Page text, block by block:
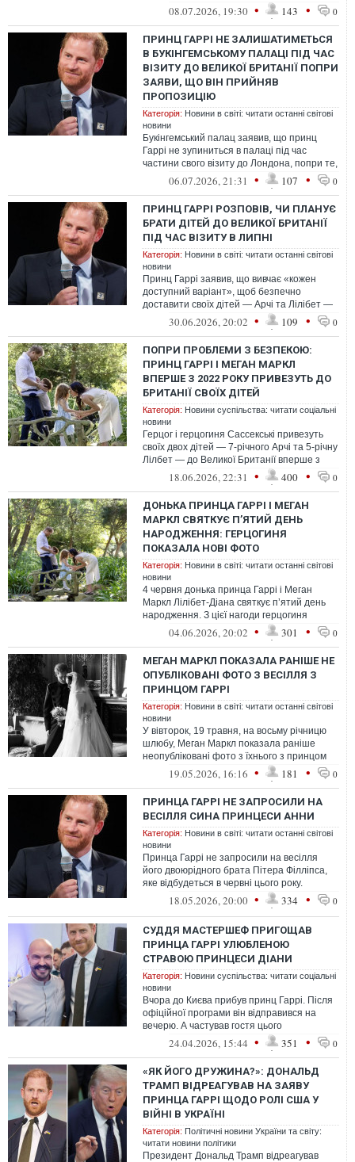
стерлінгів проти видавця Daily ...
08.07.2026, 19:30 • 143 • 0
ПРИНЦ ГАРРІ НЕ ЗАЛИШАТИМЕТЬСЯ
В БУКІНГЕМСЬКОМУ ПАЛАЦІ ПІД ЧАС
ВІЗИТУ ДО ВЕЛИКОЇ БРИТАНІЇ ПОПРИ
ЗАЯВИ, ЩО ВІН ПРИЙНЯВ
ПРОПОЗИЦІЮ
Категорія: Новини в світі: читати останні світові
новини
Букінгемський палац заявив, що принц
Гаррі не зупиниться в палаці під час
частини свого візиту до Лондона, попри те,
що його команда оголосила сьогодн...
06.07.2026, 21:31 • 107 • 0
ПРИНЦ ГАРРІ РОЗПОВІВ, ЧИ ПЛАНУЄ
БРАТИ ДІТЕЙ ДО ВЕЛИКОЇ БРИТАНІЇ
ПІД ЧАС ВІЗИТУ В ЛИПНІ
Категорія: Новини в світі: читати останні світові
новини
Принц Гаррі заявив, що вивчає «кожен
доступний варіант», щоб безпечно
доставити своїх дітей — Арчі та Лілібет —
до Великої Британії у липні на святкув...
30.06.2026, 20:02 • 109 • 0
ПОПРИ ПРОБЛЕМИ З БЕЗПЕКОЮ:
ПРИНЦ ГАРРІ І МЕГАН МАРКЛ
ВПЕРШЕ З 2022 РОКУ ПРИВЕЗУТЬ ДО
БРИТАНІЇ СВОЇХ ДІТЕЙ
Категорія: Новини суспільства: читати соціальні
новини
Герцог і герцогиня Сассекські привезуть
своїх двох дітей — 7-річного Арчі та 5-річну
Лілбет — до Великої Британії вперше з
2022 року. Раніше принц Гар...
18.06.2026, 22:31 • 400 • 0
ДОНЬКА ПРИНЦА ГАРРІ І МЕГАН
МАРКЛ СВЯТКУЄ ПʼЯТИЙ ДЕНЬ
НАРОДЖЕННЯ: ГЕРЦОГИНЯ
ПОКАЗАЛА НОВІ ФОТО
Категорія: Новини в світі: читати останні світові
новини
4 червня донька принца Гаррі і Меган
Маркл Лілібет-Діана святкує пʼятий день
народження. З цієї нагоди герцогиня
показала нові фото.
04.06.2026, 20:02 • 301 • 0
МЕГАН МАРКЛ ПОКАЗАЛА РАНІШЕ НЕ
ОПУБЛІКОВАНІ ФОТО З ВЕСІЛЛЯ З
ПРИНЦОМ ГАРРІ
Категорія: Новини в світі: читати останні світові
новини
У вівторок, 19 травня, на восьму річницю
шлюбу, Меган Маркл показала раніше
неопубліковані фото з їхнього з принцом
Гаррі весілля
19.05.2026, 16:16 • 181 • 0
ПРИНЦА ГАРРІ НЕ ЗАПРОСИЛИ НА
ВЕСІЛЛЯ СИНА ПРИНЦЕСИ АННИ
Категорія: Новини в світі: читати останні світові
новини
Принца Гаррі не запросили на весілля
його двоюрідного брата Пітера Філліпса,
яке відбудеться в червні цього року.
Очікується, що члени королівської бу...
18.05.2026, 20:00 • 334 • 0
СУДДЯ МАСТЕРШЕФ ПРИГОЩАВ
ПРИНЦА ГАРРІ УЛЮБЛЕНОЮ
СТРАВОЮ ПРИНЦЕСИ ДІАНИ
Категорія: Новини суспільства: читати соціальні
новини
Вчора до Києва прибув принц Гаррі. Після
офіційної програми він відправився на
вечерю. А частував гостя цього
разу український шеф-кухар Володимир
24.04.2026, 15:44 • 351 • 0
«ЯК ЙОГО ДРУЖИНА?»: ДОНАЛЬД
ТРАМП ВІДРЕАГУВАВ НА ЗАЯВУ
ПРИНЦА ГАРРІ ЩОДО РОЛІ США У
ВІЙНІ В УКРАЇНІ
Категорія: Політичні новини України та світу:
читати новини політики
Президент Дональд Трамп відреагував